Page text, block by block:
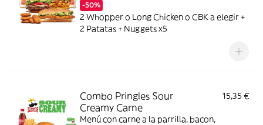
-50%
2 Whopper o Long Chicken o CBK a elegir +
2 Patatas + Nuggets x5
Combo Pringles Sour
Creamy Carne
15,35 €
Menú con carne a la parrilla, bacon,